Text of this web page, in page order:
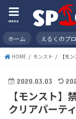
menu
ホーム えるくのプ
HOME モンスト 【モ
2020.03.03
【モンスト
クリアパーテ